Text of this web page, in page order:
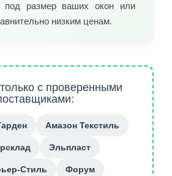
под размер ваших окон или
низким ценам.
с проверенными
Амазон Текстиль
Эльпласт
Стиль Форум